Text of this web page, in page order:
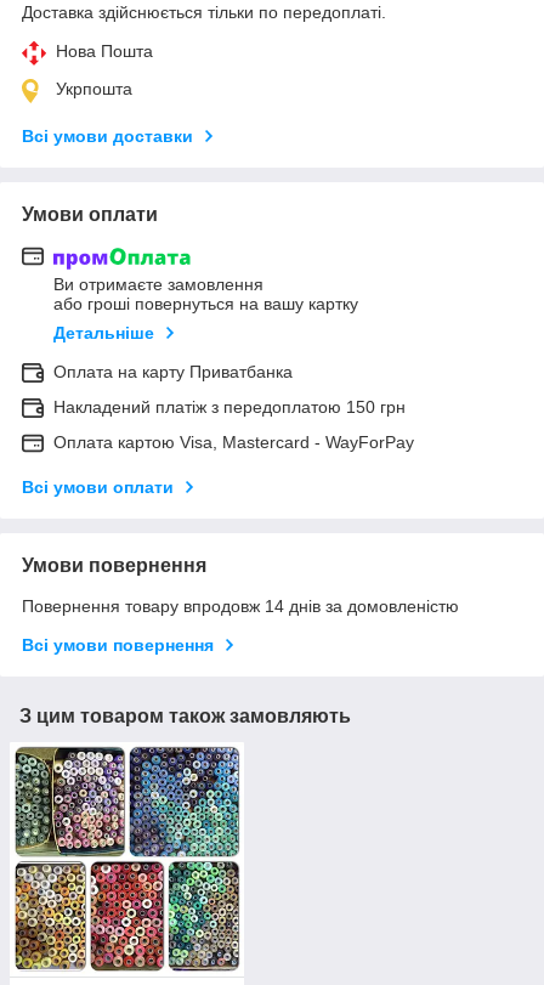
Доставка здійснюється тільки по передоплаті.
Нова Пошта
Укрпошта
Всі умови доставки
Умови оплати
Ви отримаєте замовлення
або гроші повернуться на вашу картку
Детальніше
Оплата на карту Приватбанка
Накладений платіж з передоплатою 150 грн
Оплата картою Visa, Mastercard - WayForPay
Всі умови оплати
Умови повернення
Повернення товару впродовж 14 днів за домовленістю
Всі умови повернення
З цим товаром також замовляють